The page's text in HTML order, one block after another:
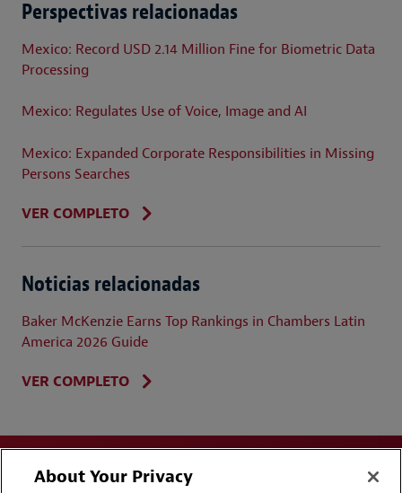
Perspectivas relacionadas
Mexico: Record USD 2.14 Million Fine for Biometric Data
Processing
Mexico: Regulates Use of Voice, Image and AI
Mexico: Expanded Corporate Responsibilities in Missing
Persons Searches
VER COMPLETO
Noticias relacionadas
Baker McKenzie Earns Top Rankings in Chambers Latin
America 2026 Guide
VER COMPLETO
About Your Privacy